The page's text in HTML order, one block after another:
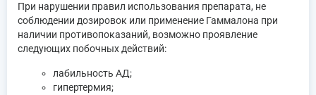
При нарушении правил использования препарата, не
соблюдении дозировок или применение Гаммалона при
наличии противопоказаний, возможно проявление
следующих побочных действий:
лабильность АД;
гипертермия;